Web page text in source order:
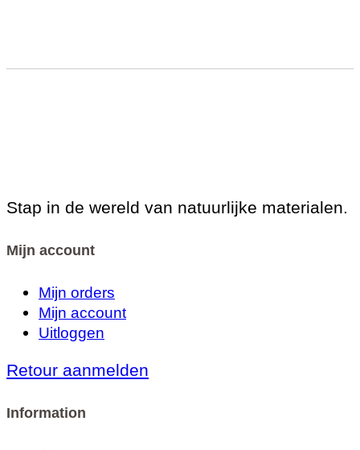
Stap in de wereld van natuurlijke materialen.
Mijn account
Mijn orders
Mijn account
Uitloggen
Retour aanmelden
Information